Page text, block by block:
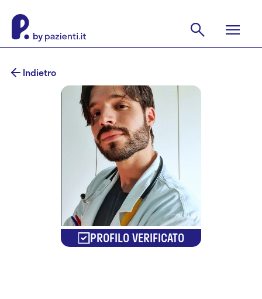
Indietro
PROFILO VERIFICATO